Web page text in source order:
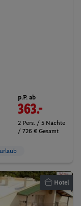
p.P. ab
363.-
2 Pers. / 5 Nächte
/ 726 € Gesamt
Hotel